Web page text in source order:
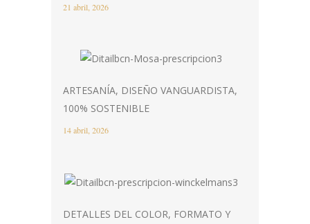
21 abril, 2026
ARTESANÍA, DISEÑO VANGUARDISTA,
100% SOSTENIBLE
14 abril, 2026
DETALLES DEL COLOR, FORMATO Y